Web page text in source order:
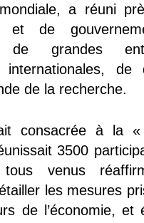
a réuni
et de
de grandes
internationales, de
de la recherche.
consacrée à la «
3500
venus
les mesures
de l’économie, et